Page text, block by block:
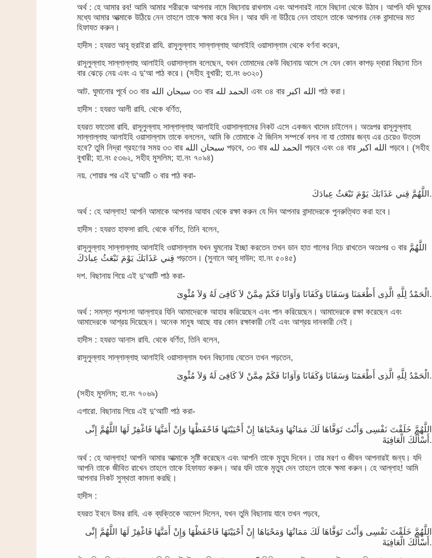
অর্থ : হে আমার রব! আমি আমার শরীরকে আপনার নামে বিছানায় রাখলাম এবং আপনারই নামে বিছানা থেকে উঠাব। আপনি যদি ঘুমের
মধ্যে আমার আত্মাকে উঠিয়ে নেন তাহলে তাকে ক্ষমা করে দিন। আর যদি না উঠিয়ে নেন তাহলে তাকে আপনার নেক বান্দাদের মত
হিফাযত করুন।
হাদীস : হযরত আবূ হুরাইরা রাযি. রাসূলুল্লাহ সাল্লাল্লাহু আলাইহি ওয়াসাল্লাম থেকে বর্ণনা করেন,
রাসূলুল্লাহ সাল্লাল্লাহু আলাইহি ওয়াসাল্লাম বলেছেন, যখন তোমাদের কেউ বিছানায় আসে সে যেন কোন কাপড় দ্বারা বিছানা তিন
বার ঝেড়ে নেয় এবং এ দু‘আ পাঠ করে। (সহীহ বুখারী; হা.নং ৬৩২০)
আট. ঘুমানোর পূর্বে ৩৩ বার سبحان الله ৩৩ বার الحمد لله এবং ৩৪ বার الله اكبر পাঠ করা।
হাদীস : হযরত আলী রাযি. থেকে বর্ণিত,
হযরত ফাতেমা রাযি. রাসূলুল্লাহ সাল্লাল্লাহু আলাইহি ওয়াসাল্লামের নিকট এসে একজন খাদেম চাইলেন। অতঃপর রাসূলুল্লাহ
সাল্লাল্লাহু আলাইহি ওয়াসাল্লাম তাকে বললেন, আমি কি তোমাকে ঐ জিনিস সম্পর্কে বলব না যা তোমার জন্য এর চেয়েও উত্তম
হবে? তুমি নিদ্রা গ্রহণের সময় ৩৩ বার سبحان الله পড়বে, ৩৩ বার الحمد لله পড়বে এবং ৩৪ বার الله اكبر পড়বে। (সহীহ
বুখারী; হা.নং ৫৩৬২, সহীহ মুসলিম; হা.নং ৭০৯৪)
নয়. শোয়ার পর এই দু‘আটি ৩ বার পাঠ করা-
اللَّهُمَّ قِني عَذَابَكَ يَوْمَ تَبْعَثُ عِبادَكَ.
অর্থ : হে আল্লাহ! আপনি আমাকে আপনার আযাব থেকে রক্ষা করুন যে দিন আপনার বান্দাদেরকে পুনরুত্থিত করা হবে।
হাদীস : হযরত হাফসা রাযি. থেকে বর্ণিত, তিনি বলেন,
রাসূলুল্লাহ সাল্লাল্লাহু আলাইহি ওয়াসাল্লাম যখন ঘুমনোর ইচ্ছা করতেন তখন ডান হাত গালের নিচে রাখতেন অতঃপর ৩ বার اللَّهُمَّ
قِني عَذَابَكَ يَوْمَ تَبْعَثُ عِبادَكَ পড়তেন। (সুনানে আবূ দাউদ; হা.নং ৫০৪৫)
দশ. বিছানায় গিয়ে এই দু‘আটি পাঠ করা-
الْحَمْدُ لِلَّهِ الَّذِى أَطْعَمَنَا وَسَقَانَا وَكَفَانَا وَآوَانَا فَكَمْ مِمَّنْ لاَ كَافِىَ لَهُ وَلاَ مُئْوِىَ.
অর্থ : সমস্ত প্রশংসা আল্লাহর যিনি আমাদেরকে আহার করিয়েছেন এবং পান করিয়েছেন। আমাদেরকে রক্ষা করেছেন এবং
আমাদেরকে আশ্রয় দিয়েছেন। অনেক মানুষ আছে যার কোন রক্ষাকারী নেই এবং আশ্রয় দানকারী নেই।
হাদীস : হযরত আনাস রাযি. থেকে বর্ণিত, তিনি বলেন,
রাসূলুল্লাহ সাল্লাল্লাহু আলাইহি ওয়াসাল্লাম যখন বিছানায় যেতেন তখন পড়তেন,
الْحَمْدُ لِلَّهِ الَّذِى أَطْعَمَنَا وَسَقَانَا وَكَفَانَا وَآوَانَا فَكَمْ مِمَّنْ لاَ كَافِىَ لَهُ وَلاَ مُئْوِىَ.
(সহীহ মুসলিম; হা.নং ৭০৬৯)
এগারো. বিছানায় গিয়ে এই দু‘আটি পাঠ করা-
اللَّهُمَّ خَلَقْتَ نَفْسِى وَأَنْتَ تَوَفَّاهَا لَكَ مَمَاتُهَا وَمَحْيَاهَا إِنْ أَحْيَيْتَهَا فَاحْفَظْهَا وَإِنْ أَمَتَّهَا فَاغْفِرْ لَهَا اللَّهُمَّ إِنِّى
أَسْأَلُكَ الْعَافِيَةَ.
অর্থ : হে আল্লাহ! আপনি আমার আত্মাকে সৃষ্টি করেছেন এবং আপনি তাকে মৃত্যু দিবেন। তার মরণ ও জীবন আপনারই জন্য। যদি
আপনি তাকে জীবিত রাখেন তাহলে তাকে হিফাযত করুন। আর যদি তাকে মৃত্যু দেন তাহলে তাকে ক্ষমা করুন। হে আল্লাহ! আমি
আপনার নিকট সুস্থতা কামনা করছি।
হাদীস :
হযরত ইবনে উমর রাযি. এক ব্যক্তিকে আদেশ দিলেন, যখন তুমি বিছানায় যাবে তখন পড়বে,
اللَّهُمَّ خَلَقْتَ نَفْسِى وَأَنْتَ تَوَفَّاهَا لَكَ مَمَاتُهَا وَمَحْيَاهَا إِنْ أَحْيَيْتَهَا فَاحْفَظْهَا وَإِنْ أَمَتَّهَا فَاغْفِرْ لَهَا اللَّهُمَّ إِنِّى
أَسْأَلُكَ الْعَافِيَةَ.